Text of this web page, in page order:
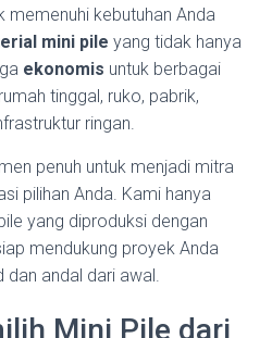
memenuhi kebutuhan Anda
mini pile yang tidak hanya
ekonomis untuk berbagai
tinggal, ruko, pabrik,
ringan.
penuh untuk menjadi mitra
pilihan Anda. Kami hanya
yang diproduksi dengan
mendukung proyek Anda
dan andal dari awal.
Mini Pile dari